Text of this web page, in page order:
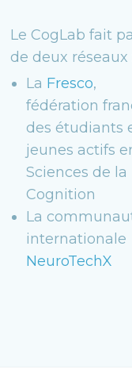
Le CogLab fait
de deux réseaux
La Fresco,
fédération
des étudiants
jeunes actifs
Sciences de la
Cognition
La
internationale
NeuroTechX